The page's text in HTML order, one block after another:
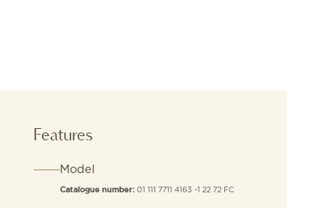
Features
Model
Catalogue number: 01 111 7711 4163 -1 22 72 FC